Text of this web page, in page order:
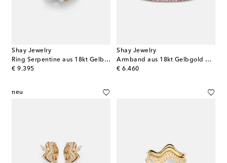
Shay Jewelry
Ring Serpentine aus 18kt Gelbgold mit Diamanten und Granat
€ 9.395
original price
Shay Jewelry
Armband aus 18kt Gelbgold mit Saphiren
€ 6.460
original price
neu